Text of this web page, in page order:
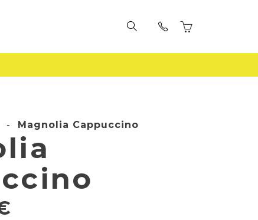
- Magnolia Cappuccino